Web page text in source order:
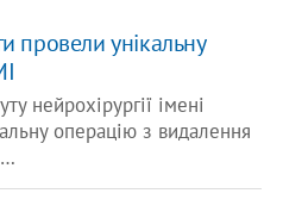
провели унікальну
нейрохірургії імені
операцію з видалення